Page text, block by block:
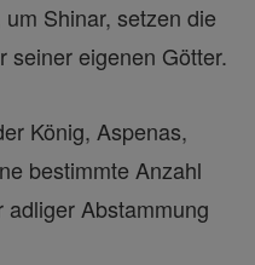
Shinar, setzen die
seiner eigenen Götter.
König, Aspenas,
bestimmte Anzahl
Abstammung